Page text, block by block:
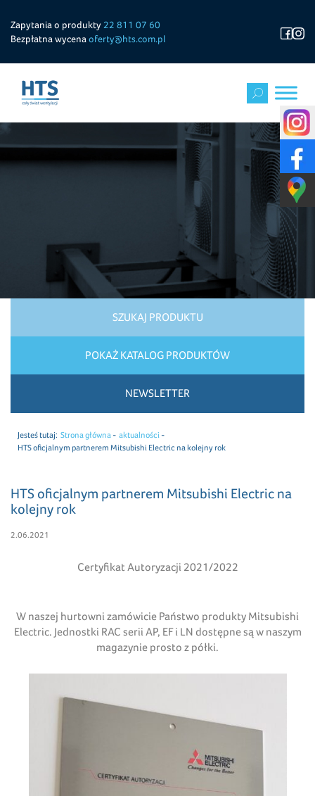
Zapytania o produkty 22 811 07 60
Bezpłatna wycena oferty@hts.com.pl
SZUKAJ PRODUKTU
POKAŻ KATALOG PRODUKTÓW
NEWSLETTER
Jesteś tutaj: Strona główna
aktualności
HTS oficjalnym partnerem Mitsubishi Electric na kolejny rok
HTS oficjalnym partnerem Mitsubishi Electric na
kolejny rok
2.06.2021
Certyfikat Autoryzacji 2021/2022
W naszej hurtowni zamówicie Państwo produkty Mitsubishi
Electric. Jednostki RAC serii AP, EF i LN dostępne są w naszym
magazynie prosto z półki.